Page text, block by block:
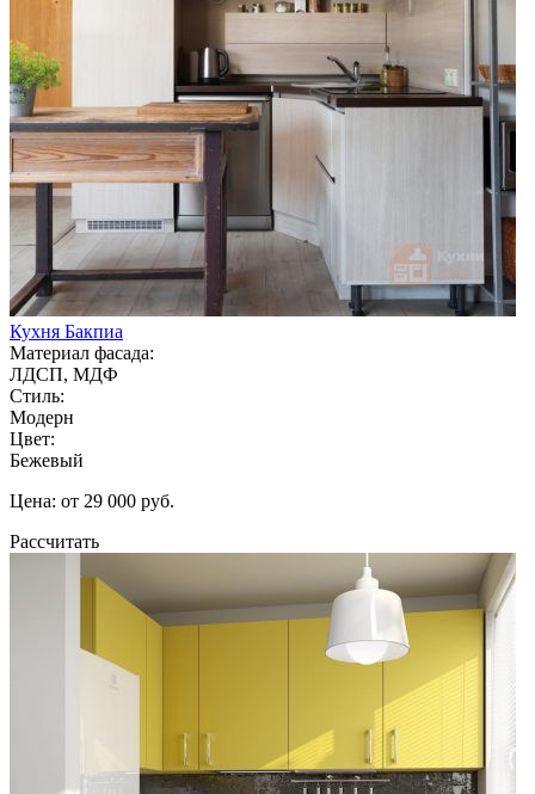
Кухня Бакпиа
Материал фасада:
ЛДСП, МДФ
Стиль:
Модерн
Цвет:
Бежевый
Цена: от 29 000 руб.
Рассчитать